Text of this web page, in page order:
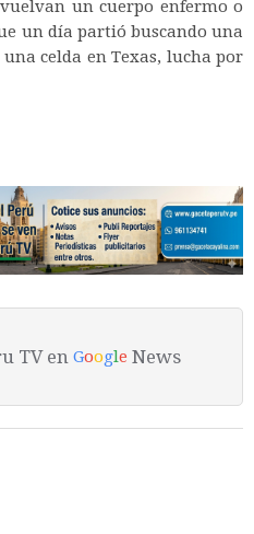
un cuerpo enfermo o
un día partió buscando una
celda en Texas, lucha por
TV en Google News